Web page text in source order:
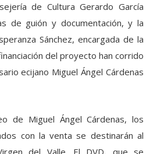
de Cultura Gerardo García
de guión y documentación, y la
Sánchez, encargada de la
del proyecto han corrido
ecijano Miguel Ángel Cárdenas
de Miguel Ángel Cárdenas, los
con la venta se destinarán al
del Valle. El DVD, que se